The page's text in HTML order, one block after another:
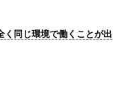
く同じ環境で働くことが出